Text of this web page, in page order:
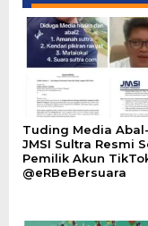
Tuding Media
JMSI Sultra Resmi
Pemilik Akun
@eRBeBersuara